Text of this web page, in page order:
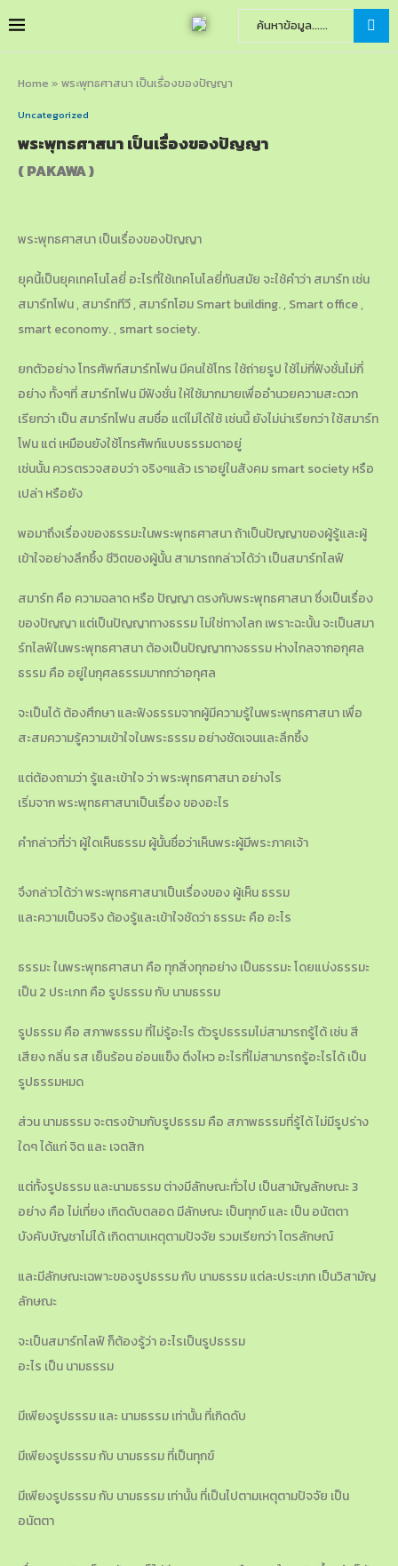
Home » พระพุทธศาสนา เป็นเรื่องของปัญญา
Uncategorized
พระพุทธศาสนา เป็นเรื่องของปัญญา
( PAKAWA )
พระพุทธศาสนา เป็นเรื่องของปัญญา
ยุคนี้เป็นยุคเทคโนโลยี่ อะไรที่ใช้เทคโนโลยี่ทันสมัย จะใช้คำว่า สมาร์ท เช่น
สมาร์ทโฟน , สมาร์ททีวี , สมาร์ทโฮม Smart building. , Smart office ,
smart economy. , smart society.
ยกตัวอย่าง โทรศัพท์สมาร์ทโฟน มีคนใช้โทร ใช้ถ่ายรูป ใช้ไม่กี่ฟังชั่นไม่กี่
อย่าง ทั้งๆที่ สมาร์ทโฟน มีฟังชั่น ให้ใช้มากมายเพื่ออำนวยความสะดวก
เรียกว่า เป็น สมาร์ทโฟน สมชื่อ แต่ไม่ได้ใช้ เช่นนี้ ยังไม่น่าเรียกว่า ใช้สมาร์ท
โฟน แต่ เหมือนยังใช้โทรศัพท์แบบธรรมดาอยู่
เช่นนั้น ควรตรวจสอบว่า จริงๆแล้ว เราอยู่ในสังคม smart society หรือ
เปล่า หรือยัง
พอมาถึงเรื่องของธรรมะในพระพุทธศาสนา ถ้าเป็นปัญญาของผู้รู้และผู้
เข้าใจอย่างลึกซึ้ง ชีวิตของผู้นั้น สามารถกล่าวได้ว่า เป็นสมาร์ทไลฟ์
สมาร์ท คือ ความฉลาด หรือ ปัญญา ตรงกับพระพุทธศาสนา ซึ่งเป็นเรื่อง
ของปัญญา แต่เป็นปัญญาทางธรรม ไม่ใช่ทางโลก เพราะฉะนั้น จะเป็นสมา
ร์ทไลฟ์ในพระพุทธศาสนา ต้องเป็นปัญญาทางธรรม ห่างไกลจากอกุศล
ธรรม คือ อยู่ในกุศลธรรมมากกว่าอกุศล
จะเป็นได้ ต้องศึกษา และฟังธรรมจากผู้มีความรู้ในพระพุทธศาสนา เพื่อ
สะสมความรู้ความเข้าใจในพระธรรม อย่างชัดเจนและลึกซึ้ง
แต่ต้องถามว่า รู้และเข้าใจ ว่า พระพุทธศาสนา อย่างไร
เริ่มจาก พระพุทธศาสนาเป็นเรื่อง ของอะไร
คำกล่าวที่ว่า ผู้ใดเห็นธรรม ผู้นั้นชื่อว่าเห็นพระผู้มีพระภาคเจ้า
จึงกล่าวได้ว่า พระพุทธศาสนาเป็นเรื่องของ ผู้เห็น ธรรม
และความเป็นจริง ต้องรู้และเข้าใจชัดว่า ธรรมะ คือ อะไร
ธรรมะ ในพระพุทธศาสนา คือ ทุกสิ่งทุกอย่าง เป็นธรรมะ โดยแบ่งธรรมะ
เป็น 2 ประเภท คือ รูปธรรม กับ นามธรรม
รูปธรรม คือ สภาพธรรม ที่ไม่รู้อะไร ตัวรูปธรรมไม่สามารถรู้ได้ เช่น สี
เสียง กลิ่น รส เย็นร้อน อ่อนแข็ง ตึงไหว อะไรที่ไม่สามารถรู้อะไรได้ เป็น
รูปธรรมหมด
ส่วน นามธรรม จะตรงข้ามกับรูปธรรม คือ สภาพธรรมที่รู้ได้ ไม่มีรูปร่าง
ใดๆ ได้แก่ จิต และ เจตสิก
แต่ทั้งรูปธรรม และนามธรรม ต่างมีลักษณะทั่วไป เป็นสามัญลักษณะ 3
อย่าง คือ ไม่เที่ยง เกิดดับตลอด มีลักษณะ เป็นทุกข์ และ เป็น อนัตตา
บังคับบัญชาไม่ได้ เกิดตามเหตุตามปัจจัย รวมเรียกว่า ไตรลักษณ์
และมีลักษณะเฉพาะของรูปธรรม กับ นามธรรม แต่ละประเภท เป็นวิสามัญ
ลักษณะ
จะเป็นสมาร์ทไลฟ์ ก็ต้องรู้ว่า อะไรเป็นรูปธรรม
อะไร เป็น นามธรรม
มีเพียงรูปธรรม และ นามธรรม เท่านั้น ที่เกิดดับ
มีเพียงรูปธรรม กับ นามธรรม ที่เป็นทุกข์
มีเพียงรูปธรรม กับ นามธรรม เท่านั้น ที่เป็นไปตามเหตุตามปัจจัย เป็น
อนัตตา